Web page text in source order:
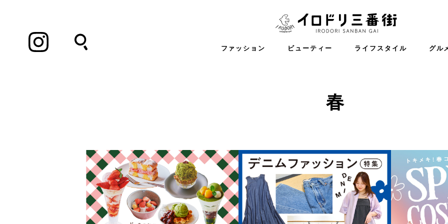
ファッション ビューティー ライフスタイル グル
Instagram
春